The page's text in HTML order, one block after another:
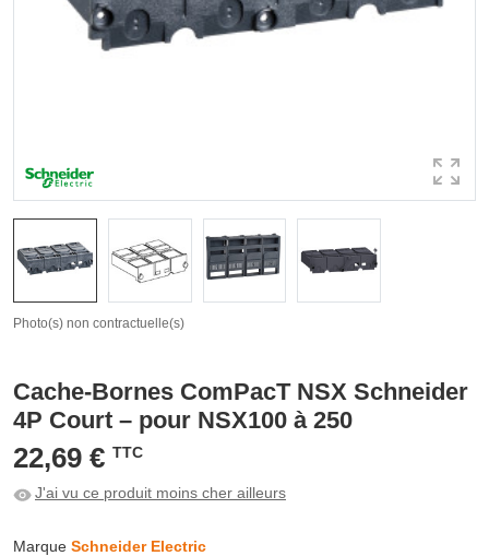
Photo(s) non contractuelle(s)
Cache-Bornes ComPacT NSX Schneider
4P Court – pour NSX100 à 250
22,69 € TTC
J'ai vu ce produit moins cher ailleurs
Marque Schneider Electric